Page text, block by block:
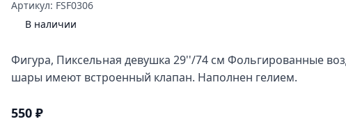
Артикул: FSF0306
В наличии
Фигура, Пиксельная девушка 29''/74 см Фольгированные
шары имеют встроенный клапан. Наполнен гелием.
550 ₽